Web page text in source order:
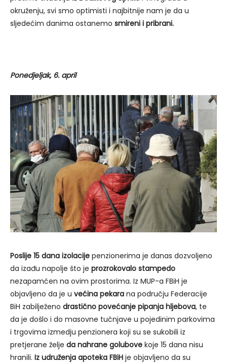
okruženju, svi smo optimisti i najbitnije nam je da u
sljedećim danima ostanemo smireni i pribrani.
Ponedjeljak, 6. april
Poslije 15 dana izolacije penzionerima je danas dozvoljeno
da izađu napolje što je prozrokovalo stampedo
nezapamćen na ovim prostorima. Iz MUP-a FBiH je
objavljeno da je u većina pekara na području Federacije
BiH zabilježeno drastično povećanje pipanja hljebova, te
da je došlo i do masovne tučnjave u pojedinim parkovima
i trgovima izmedju penzionera koji su se sukobili iz
pretjerane želje da nahrane golubove koje 15 dana nisu
hranili. Iz udruženja apoteka FBiH je objavljeno da su